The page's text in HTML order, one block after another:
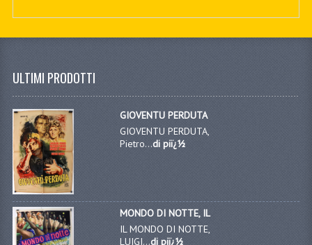
ULTIMI PRODOTTI
GIOVENTU PERDUTA
GIOVENTU PERDUTA,
Pietro...di piï¿½
MONDO DI NOTTE, IL
IL MONDO DI NOTTE,
LUIGI...di piï¿½